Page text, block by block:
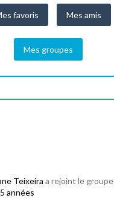
favoris Mes amis
Mes groupes
Teixeira a rejoint le groupe
années